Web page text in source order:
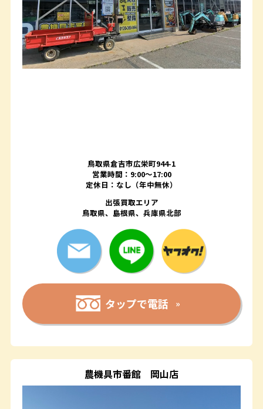
鳥取県倉吉市広栄町944-1
営業時間：9:00～17:00
定休日：なし（年中無休）
出張買取エリア
鳥取県、島根県、兵庫県北部
タップで電話
農機具市番館 岡山店